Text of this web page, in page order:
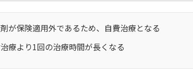
が保険適用外であるため、自費治療となる
療より1回の治療時間が長くなる